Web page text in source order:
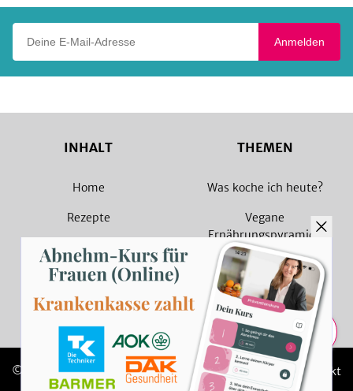
Teilen
Anmelden
INHALT
Home
Rezepte
Magazin
Sammlungen
Rezept Suche
THEMEN
Was koche ich heute?
Vegane
Ernährungspyramide
Vegane Rezepte
Vegetarische Rezepte
© 2026 SevenCooks Impressum Kontakt